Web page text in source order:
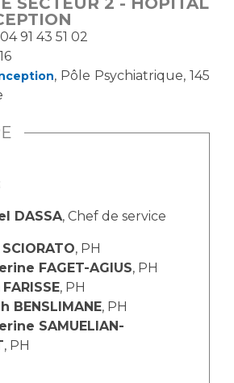
91 43 51 02
, Pôle Psychiatrique, 145
DASSA, Chef de service
, PH
FAGET-AGIUS, PH
, PH
BENSLIMANE, PH
SAMUELIAN-
, PH